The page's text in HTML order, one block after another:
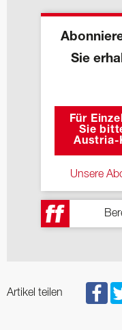
Sie
Für
Sie
Austria-
Unsere
Artikel teilen